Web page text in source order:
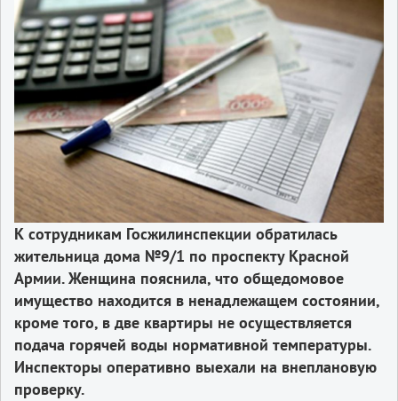
К сотрудникам Госжилинспекции обратилась
жительница дома №9/1 по проспекту Красной
Армии. Женщина пояснила, что общедомовое
имущество находится в ненадлежащем состоянии,
кроме того, в две квартиры не осуществляется
подача горячей воды нормативной температуры.
Инспекторы оперативно выехали на внеплановую
проверку.